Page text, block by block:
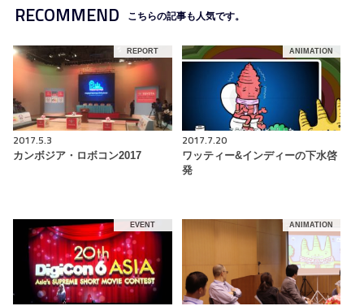
RECOMMEND こちらの記事も人気です。
REPORT
2017.5.3
カンボジア・ロボコン2017
ANIMATION
2017.7.20
ワッティー&インディーの下水啓
発
EVENT ANIMATION